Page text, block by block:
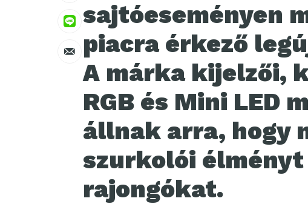
sajtóeseményen
piacra érkező
A márka kijelzői,
RGB és Mini LED
állnak arra, hogy
szurkolói élményt
rajongókat.